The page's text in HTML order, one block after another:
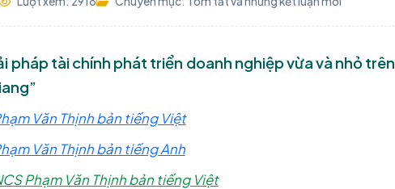
pháp tài chính phát triển doanh nghiệp vừa và nhỏ trên
Văn Thịnh bản tiếng Việt
Văn Thịnh bản tiếng Anh
Phạm Văn Thịnh bản tiếng Việt